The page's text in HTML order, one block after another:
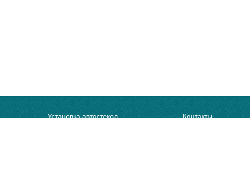
Установка автостекол
Контакты